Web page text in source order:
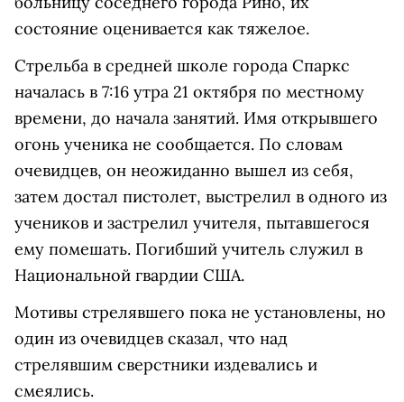
состояние оценивается как тяжелое.
Стрельба в средней школе города Спаркс
началась в 7:16 утра 21 октября по местному
времени, до начала занятий. Имя открывшего
огонь ученика не сообщается. По словам
очевидцев, он неожиданно вышел из себя,
затем достал пистолет, выстрелил в одного из
учеников и застрелил учителя, пытавшегося
ему помешать. Погибший учитель служил в
Национальной гвардии США.
Мотивы стрелявшего пока не установлены, но
один из очевидцев сказал, что над
стрелявшим сверстники издевались и
смеялись.